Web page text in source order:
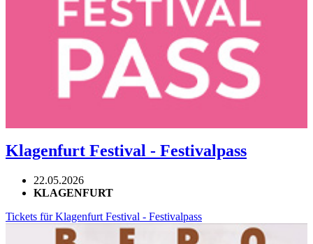
Klagenfurt Festival - Festivalpass
22.05.2026
KLAGENFURT
Tickets für Klagenfurt Festival - Festivalpass